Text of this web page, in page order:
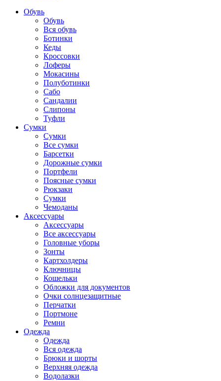
Обувь
Обувь
Вся обувь
Ботинки
Кеды
Кроссовки
Лоферы
Мокасины
Полуботинки
Сабо
Сандалии
Слипоны
Туфли
Сумки
Сумки
Все сумки
Барсетки
Дорожные сумки
Портфели
Поясные сумки
Рюкзаки
Сумки
Чемоданы
Аксессуары
Аксессуары
Все аксессуары
Головные уборы
Зонты
Картхолдеры
Ключницы
Кошельки
Обложки для документов
Очки солнцезащитные
Перчатки
Портмоне
Ремни
Одежда
Одежда
Вся одежда
Брюки и шорты
Верхняя одежда
Водолазки